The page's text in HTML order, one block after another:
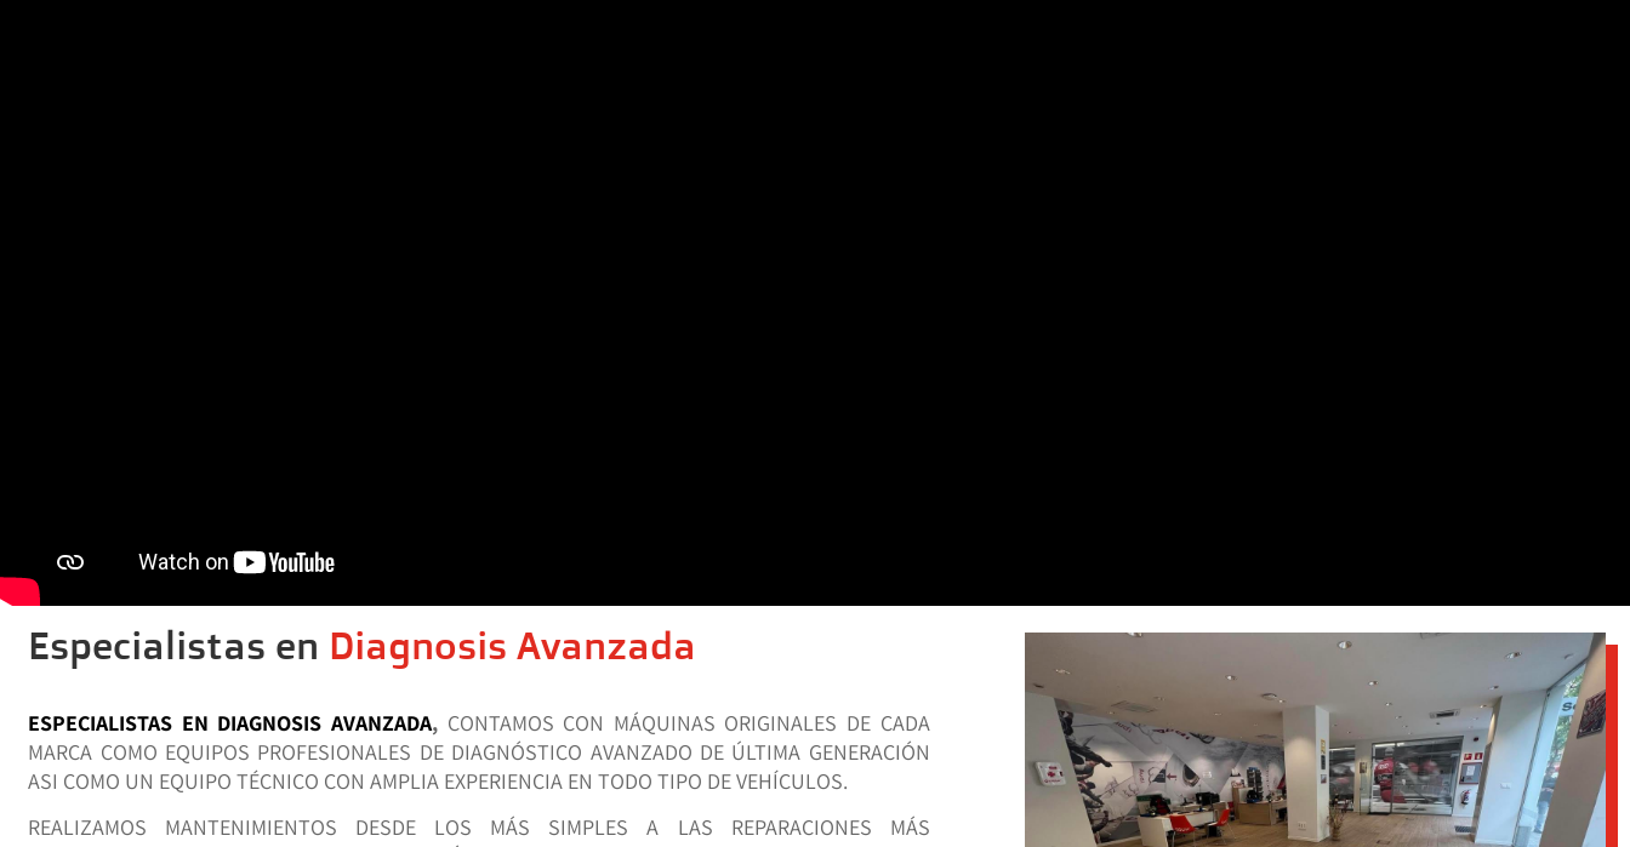
Especialistas en Diagnosis Avanzada
ESPECIALISTAS EN DIAGNOSIS AVANZADA, CONTAMOS CON MÁQUINAS ORIGINALES DE CADA
MARCA COMO EQUIPOS PROFESIONALES DE DIAGNÓSTICO AVANZADO DE ÚLTIMA GENERACIÓN
ASI COMO UN EQUIPO TÉCNICO CON AMPLIA EXPERIENCIA EN TODO TIPO DE VEHÍCULOS.
REALIZAMOS MANTENIMIENTOS DESDE LOS MÁS SIMPLES A LAS REPARACIONES MÁS